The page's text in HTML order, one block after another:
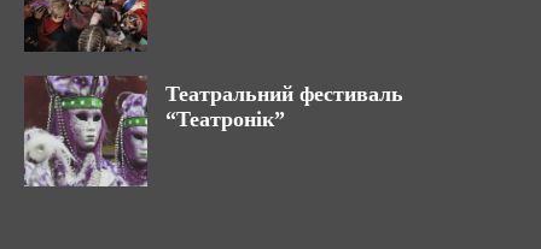
Театральний фестиваль
“Театронік”